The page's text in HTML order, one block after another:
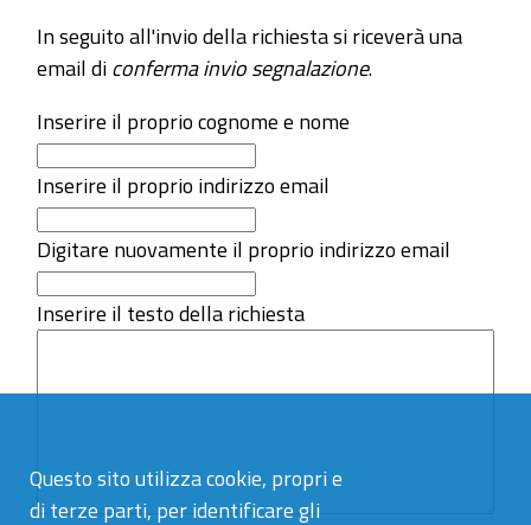
Questo sito utilizza cookie, propri e
di terze parti, per identificare gli
In seguito all'invio della richiesta si riceverà una
email diconferma invio segnalazione.
Inserire il proprio cognome e nome
Inserire il proprio indirizzo email
Digitare nuovamente il proprio indirizzo email
Inserire il testo della richiesta